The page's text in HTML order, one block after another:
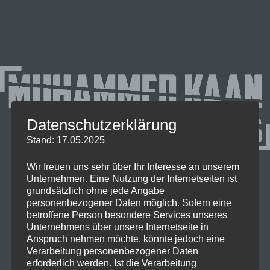
Datenschutzerklärung
Stand: 17.05.2025
Wir freuen uns sehr über Ihr Interesse an unserem
Unternehmen. Eine Nutzung der Internetseiten ist
grundsätzlich ohne jede Angabe
personenbezogener Daten möglich. Sofern eine
betroffene Person besondere Services unseres
Unternehmens über unsere Internetseite in
Anspruch nehmen möchte, könnte jedoch eine
Verarbeitung personenbezogener Daten
erforderlich werden. Ist die Verarbeitung